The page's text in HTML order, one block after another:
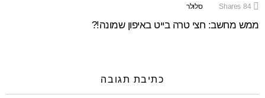
84
Shares סלולר
ממש מחשב: חצי טרה בייט באיפון שמונה!?
כתיבת תגובה